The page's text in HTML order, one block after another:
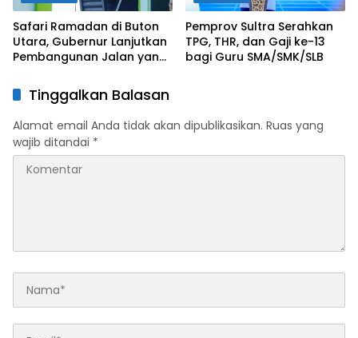
Safari Ramadan di Buton
Utara, Gubernur Lanjutkan
Pembangunan Jalan yang
Pemprov Sultra Serahkan
TPG, THR, dan Gaji ke-13
bagi Guru SMA/SMK/SLB
Tinggalkan Balasan
Alamat email Anda tidak akan dipublikasikan. Ruas yang
wajib ditandai *